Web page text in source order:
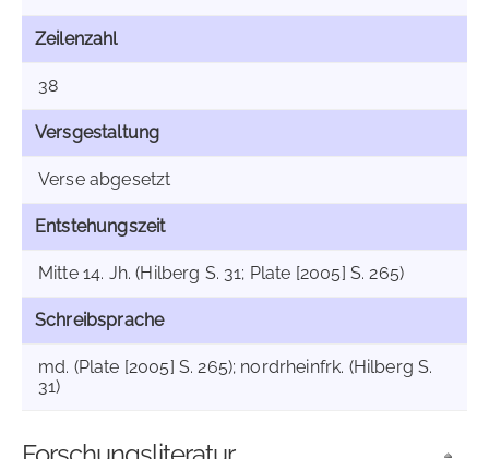
Zeilenzahl
38
Versgestaltung
Verse abgesetzt
Entstehungszeit
Mitte 14. Jh. (Hilberg S. 31; Plate [2005] S. 265)
Schreibsprache
md. (Plate [2005] S. 265); nordrheinfrk. (Hilberg S.
31)